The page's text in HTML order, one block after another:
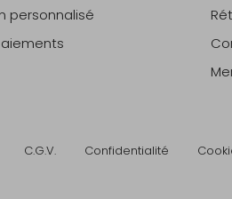
personnalisé
C.G.V. Confidentialité